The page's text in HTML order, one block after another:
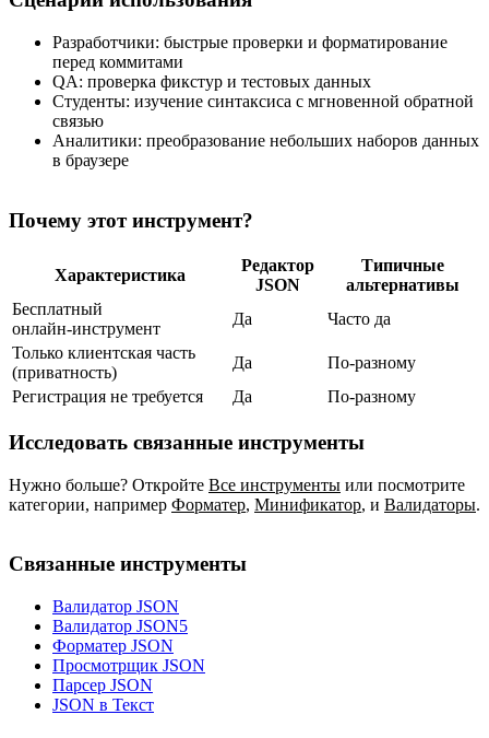
Разработчики: быстрые проверки и форматирование
перед коммитами
QA: проверка фикстур и тестовых данных
Студенты: изучение синтаксиса с мгновенной обратной
связью
Аналитики: преобразование небольших наборов данных
в браузере
Почему этот инструмент?
Характеристика
Редактор
JSON
Типичные
альтернативы
Бесплатный
онлайн‑инструмент
Да
Часто да
Только клиентская часть
(приватность)
Да
По‑разному
Регистрация не требуется
Да По‑разному
Исследовать связанные инструменты
Нужно больше? Откройте Все инструменты или посмотрите
категории, например Форматер, Минификатор, и Валидаторы.
Связанные инструменты
Валидатор JSON
Валидатор JSON5
Форматер JSON
Просмотрщик JSON
Парсер JSON
JSON в Текст